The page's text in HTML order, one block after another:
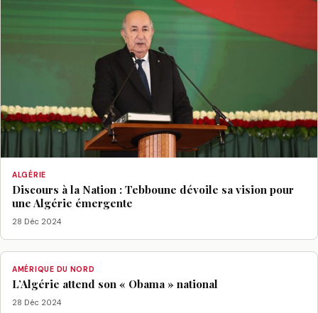
ALGÉRIE
Discours à la Nation : Tebboune dévoile sa vision pour
une Algérie émergente
28 Déc 2024
AMÉRIQUE DU NORD
L’Algérie attend son « Obama » national
28 Déc 2024